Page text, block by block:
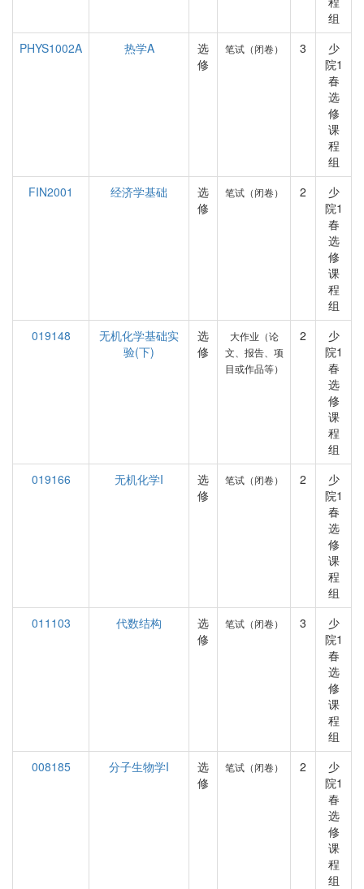
组
PHYS1002A
热学A
选
修
笔试（闭卷） 3
少
院1
春
选
修
课
程
组
FIN2001
经济学基础
选
修
笔试（闭卷） 2
少
院1
春
选
修
课
程
组
019148
无机化学基础实
验(下)
选
修
大作业（论
文、报告、项
目或作品等）
2
少
院1
春
选
修
课
程
组
019166
无机化学I
选
修
笔试（闭卷） 2
少
院1
春
选
修
课
程
组
011103
代数结构
选
修
笔试（闭卷） 3
少
院1
春
选
修
课
程
组
008185
分子生物学I
选
修
笔试（闭卷） 2
少
院1
春
选
修
课
程
组